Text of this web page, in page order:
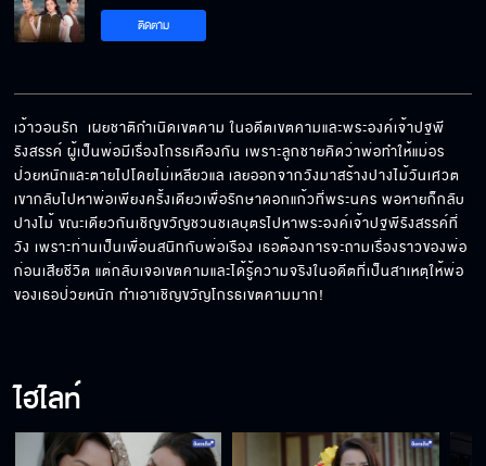
ติดตาม
เว้าวอนรัก  เผยชาติกำเนิดเขตคาม ในอดีตเขตคามและพระองค์เจ้าปฐพี
รังสรรค์ ผู้เป็นพ่อมีเรื่องโกรธเคืองกัน เพราะลูกชายคิดว่าพ่อทำให้แม่อร
ป่วยหนักและตายไปโดยไม่เหลียวแล เลยออกจากวังมาสร้างปางไม้วันเศวต
เขากลับไปหาพ่อเพียงครั้งเดียวเพื่อรักษาดอกแก้วที่พระนคร พอหายก็กลับ
ปางไม้ ขณะเดียวกันเชิญขวัญชวนชเลบุตรไปหาพระองค์เจ้าปฐพีรังสรรค์ที่
วัง เพราะท่านเป็นเพื่อนสนิทกับพ่อเรือง เธอต้องการจะถามเรื่องราวของพ่อ
ก่อนเสียชีวิต แต่กลับเจอเขตคามและได้รู้ความจริงในอดีตที่เป็นสาเหตุให้พ่อ
ของเธอป่วยหนัก ทำเอาเชิญขวัญโกรธเขตคามมาก!
ไฮไลท์